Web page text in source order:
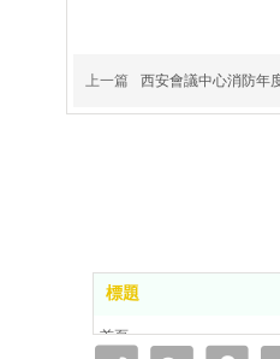
上一篇 西安會議中心消防年
標題
首頁